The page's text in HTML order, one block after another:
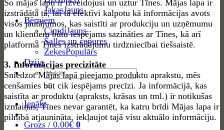
Jakas
Bērniem
Cimdi
Šalles un cepures
Zeķes
Dzija
Meklēt:
Ienākt
Grozs / 0.00€ 0
Šo mājas lapu ir izveidojusi un uztur Tīnes. Mājas lapa ir
izstrādāta tā, lai tā efektīvi kalpotu kā informācijas avots
visos jautājumos, kas saistīti ar produkciju un uzņēmumu
un klientiem būtu iespējams sazināties ar Tīnes, kā arī
platforma Tīnes izstrādājumu tirdzniecībai tiešsaistē.
3. Informācijas precizitāte
Sniedzot Mājas lapā pieejamo produktu aprakstu, mēs
cenšamies būt cik iespējams precīzi. Ja informācijā, kas
saistīta ar produktu (apraksts, krāsas un tml.) ir notikušas
izmaiņas, Tīnes nevar garantēt, ka katru brīdi Mājas lapa ir
pilnībā atjaunināta, iekļaujot tajā visu aktuālo informāciju.